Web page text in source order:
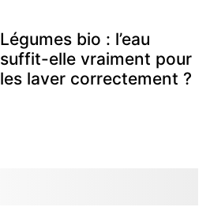
Légumes bio : l’eau
suffit-elle vraiment pour
les laver correctement ?